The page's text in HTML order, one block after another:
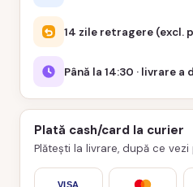
14 zile retragere (excl.
Până la 14:30 · livrare a
Plată cash/card la curier
Plătești la livrare, după ce
VISA